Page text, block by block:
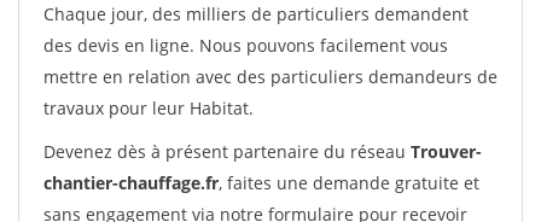
Chaque jour, des milliers de particuliers demandent
des devis en ligne. Nous pouvons facilement vous
mettre en relation avec des particuliers demandeurs de
travaux pour leur Habitat.
Devenez dès à présent partenaire du réseau Trouver-
chantier-chauffage.fr, faites une demande gratuite et
sans engagement via notre formulaire pour recevoir